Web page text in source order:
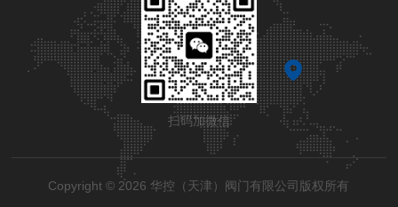
扫码加微信
Copyright © 2026 华控（天津）阀门有限公司版权所有